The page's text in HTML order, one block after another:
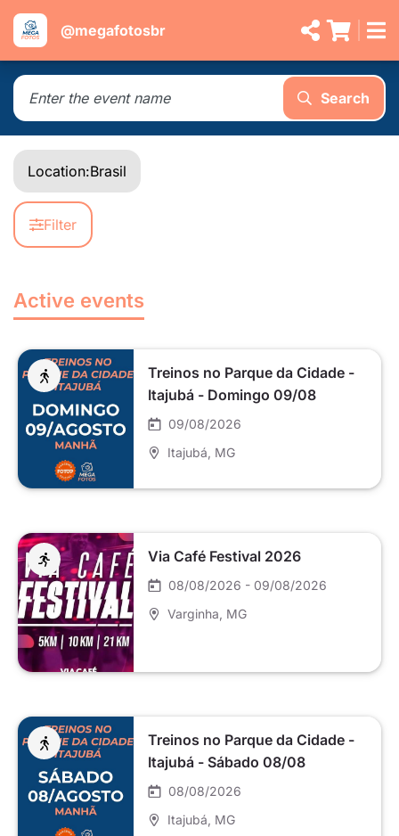
@megafotosbr
Search
Location:Brasil
Filter
Active events
Treinos no Parque da Cidade -
Itajubá - Domingo 09/08
09/08/2026
Itajubá , MG
Via Café Festival 2026
08/08/2026 - 09/08/2026
Varginha , MG
Treinos no Parque da Cidade -
Itajubá - Sábado 08/08
08/08/2026
Itajubá , MG